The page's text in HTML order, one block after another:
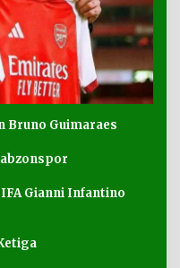
Bruno Guimaraes
Gianni Infantino